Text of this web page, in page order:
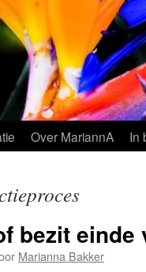
Over MariannA In
bezit einde
Marianna Bakker